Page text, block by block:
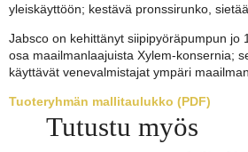
yleiskäyttöön; kestävä pronssirunko,
Jabsco on kehittänyt siipipyöräpumpun jo
osa maailmanlaajuista Xylem-konsernia;
käyttävät venevalmistajat ympäri maailman.
Tuoteryhmän mallitaulukko (PDF)
Tutustu myös